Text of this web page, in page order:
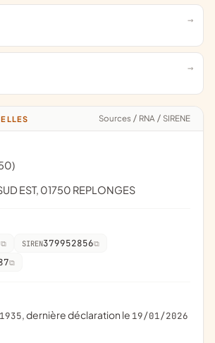
Sources / RNA / SIRENE
EST, 01750 REPLONGES
SIREN379952856
, dernière déclaration le 19/01/2026